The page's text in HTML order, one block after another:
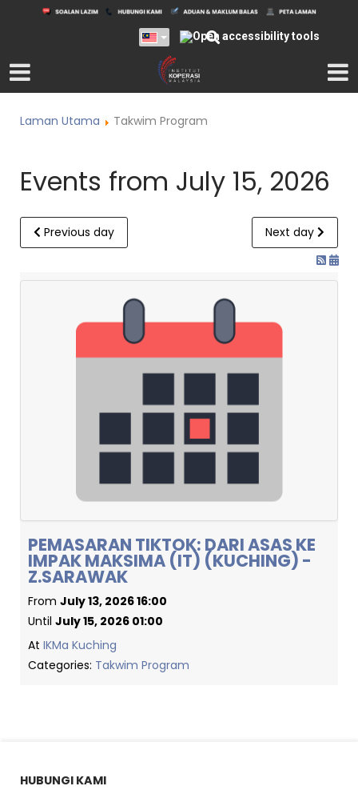
Laman Utama Takwim Program
Events from July 15, 2026
Previous day Next day
PEMASARAN TIKTOK: DARI ASAS KE
IMPAK MAKSIMA (IT) (KUCHING) -
Z.SARAWAK
From July 13, 2026 16:00
Until July 15, 2026 01:00
At IKMa Kuching
Categories: Takwim Program
HUBUNGI KAMI